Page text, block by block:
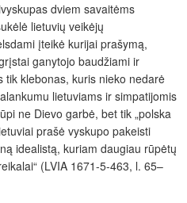
dviem savaitėms
lietuvių veikėjų
įteikė kurijai prašymą,
ganytojo baudžiami ir
tik klebonas, kuris nieko nedarė
lietuviams ir simpatijomis
ne Dievo garbė, bet tik „polska
prašė vyskupo pakeisti
idealistą, kuriam daugiau rūpėtų
(LVIA 1671-5-463, l. 65–